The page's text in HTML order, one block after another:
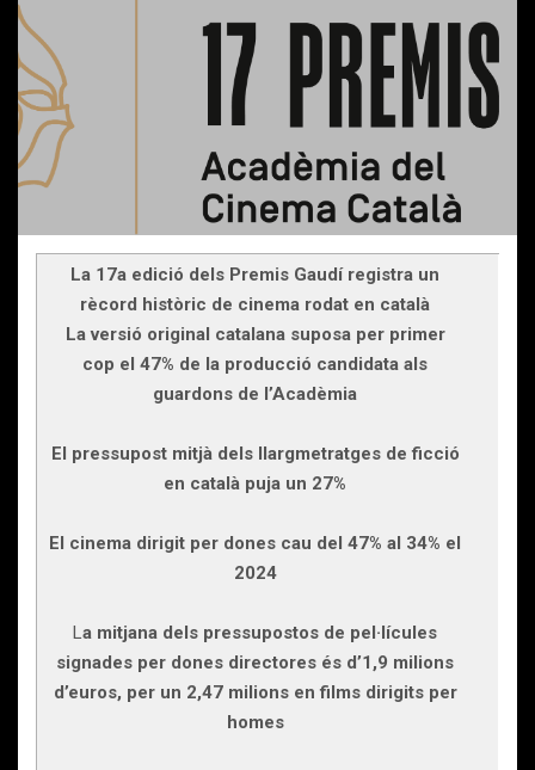
La 17a edició dels Premis Gaudí registra un
rècord històric de cinema rodat en català
La versió original catalana suposa per primer
cop el 47% de la producció candidata als
guardons de l’Acadèmia
El pressupost mitjà dels llargmetratges de ficció
en català puja un 27%
El cinema dirigit per dones cau del 47% al 34% el
2024
La mitjana dels pressupostos de pel·lícules
signades per dones directores és d’1,9 milions
d’euros, per un 2,47 milions en films dirigits per
homes